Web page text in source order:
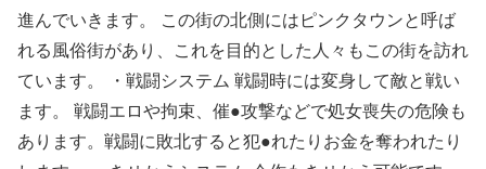
進んでいきます。 この街の北側にはピンクタウンと呼ば
れる風俗街があり、これを目的とした人々もこの街を訪れ
ています。 ・戦闘システム 戦闘時には変身して敵と戦い
ます。 戦闘エロや拘束、催●攻撃などで処女喪失の危険も
あります。戦闘に敗北すると犯●れたりお金を奪われたり